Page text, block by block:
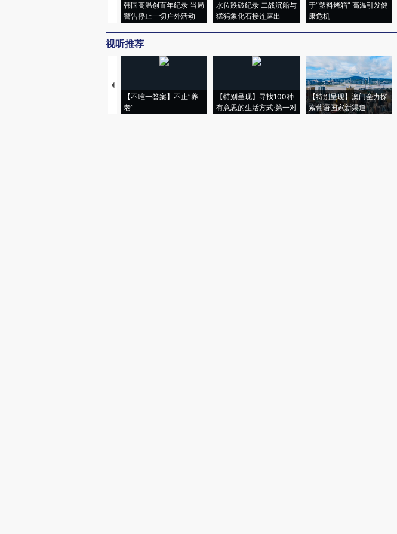
韩国高温创百年纪录 当局
警告停止一切户外活动
水位跌破纪录 二战沉船与
猛犸象化石接连露出
于“塑料烤箱” 高温引发健
康危机
视听推荐
【不唯一答案】不止“养
老”
【特别呈现】寻找100种
有意思的生活方式·第一对
【特别呈现】澳门全力探
索葡语国家新渠道